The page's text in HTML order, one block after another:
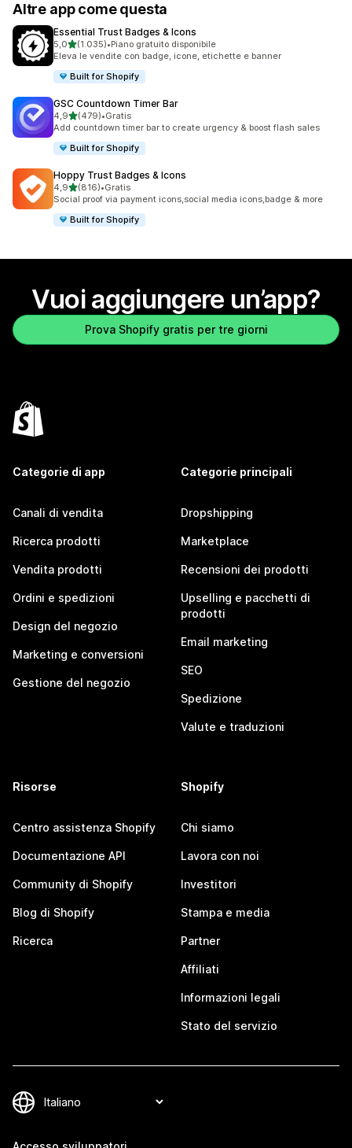
Altre app come questa
Essential Trust Badges & Icons
5,0stelle su 5
(1.035)
1035 recensioni totali
•Piano gratuito disponibile
Eleva le vendite con badge, icone, etichette e banner
Built for Shopify
GSC Countdown Timer Bar
4,9stelle su 5
(479)
479 recensioni totali
•Gratis
Add countdown timer bar to create urgency & boost flash sales
Built for Shopify
Hoppy Trust Badges & Icons
4,9stelle su 5
(816)
816 recensioni totali
•Gratis
Social proof via payment icons,social media icons,badge & more
Built for Shopify
Vuoi aggiungere un’app?
Prova Shopify gratis per tre giorni
Categorie di app
Canali di vendita
Ricerca prodotti
Vendita prodotti
Ordini e spedizioni
Design del negozio
Marketing e conversioni
Gestione del negozio
Categorie principali
Dropshipping
Marketplace
Recensioni dei prodotti
Upselling e pacchetti di
prodotti
Email marketing
SEO
Spedizione
Valute e traduzioni
Risorse
Centro assistenza Shopify
Documentazione API
Community di Shopify
Blog di Shopify
Ricerca
Shopify
Chi siamo
Lavora con noi
Investitori
Stampa e media
Partner
Affiliati
Informazioni legali
Stato del servizio